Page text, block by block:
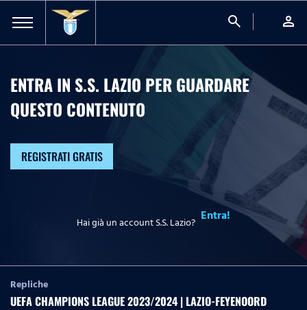
search person
ENTRA IN S.S. LAZIO PER GUARDARE
QUESTO CONTENUTO
REGISTRATI GRATIS
Hai già un account S.S. Lazio? Entra!
Repliche
UEFA CHAMPIONS LEAGUE 2023/2024 | LAZIO-FEYENOORD